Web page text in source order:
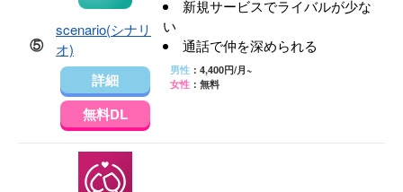
⑤
scenario(シナリ
オ)
詳細
無料DL
新規サービスでライバルが少な
い
通話で仲を深められる
男性：4,400円/月~
女性：無料